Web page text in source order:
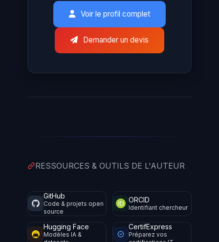
Voir le profil complet
Demander un devis
RESSOURCES & OUTILS DE L'AUTEUR
GitHub
Code & projets open
source
ORCID
Identifiant chercheur
Hugging Face
Modèles IA &
CertifExpress
Préparez vos